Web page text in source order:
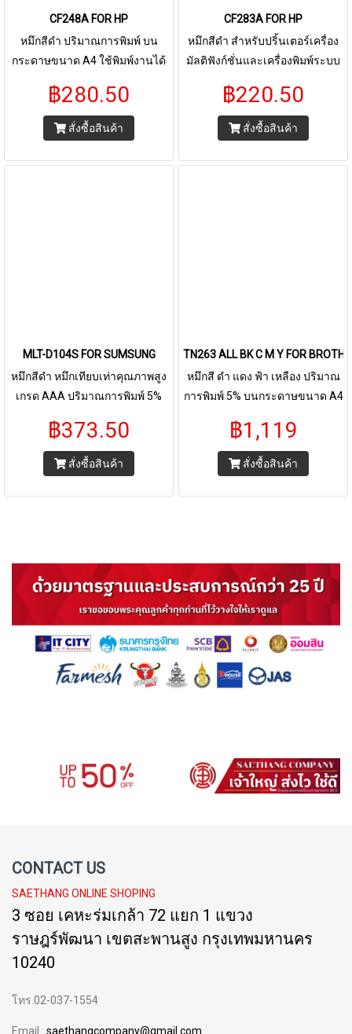
CF248A FOR HP
หมึกสีดำ ปริมาณการพิมพ์ บน
กระดาษขนาด A4 ใช้พิมพ์งานได้
ของกระดาษ ใช้กับปริ้นเตอร์ HP
LaserJet pro M15 M15W M28
M28W
฿280.50
สั่งซื้อสินค้า
CF283A FOR HP
หมึกสีดำ สำหรับปริ้นเตอร์เครื่อง
มัลติฟังก์ชั่นและเครื่องพิมพ์ระบบ
FOR HP LaserJet Pro MFP
M125a M127fn M201 M225
M125 M127 ปริมาณการพิมพ์ 5%
บนกระดาษขนาด A4 พริ้นเอกสาร
฿220.50
สั่งซื้อสินค้า
MLT-D104S FOR SUMSUNG
หมึกสีดำ หมึกเทียบเท่าคุณภาพสูง
เกรด AAA ปริมาณการพิมพ์ 5%
ได้ 1,600หน้า ใช้กับพริ้นเตอร์ For
Samsung ML-1660 1661 1665
1860 SCX-3200 3205 3210 321
฿373.50
สั่งซื้อสินค้า
TN263 ALL BK C M Y FOR
หมึกสี ดำ แดง ฟ้า เหลือง ปริมาณ
การพิมพ์ 5% บนกระดาษขนาด A4
ตลับหมึกเลเซอร์ TN 263 รุ่น
ปริ้นเตอร์ที่รองรับ Brother • HL-
3230CDN • HL-3270CDW • DCP-
3551CDW • MFC-3750CDW •
฿1,119
สั่งซื้อสินค้า
CONTACT US
SAETHANG ONLINE SHOPING
3 ซอย เคหะร่มเกล้า 72 แยก 1 แขวง
ราษฎร์พัฒนา เขตสะพานสูง กรุงเทพมหานคร
10240
โทร.02-037-1554
Email : saethangcompany@gmail.com